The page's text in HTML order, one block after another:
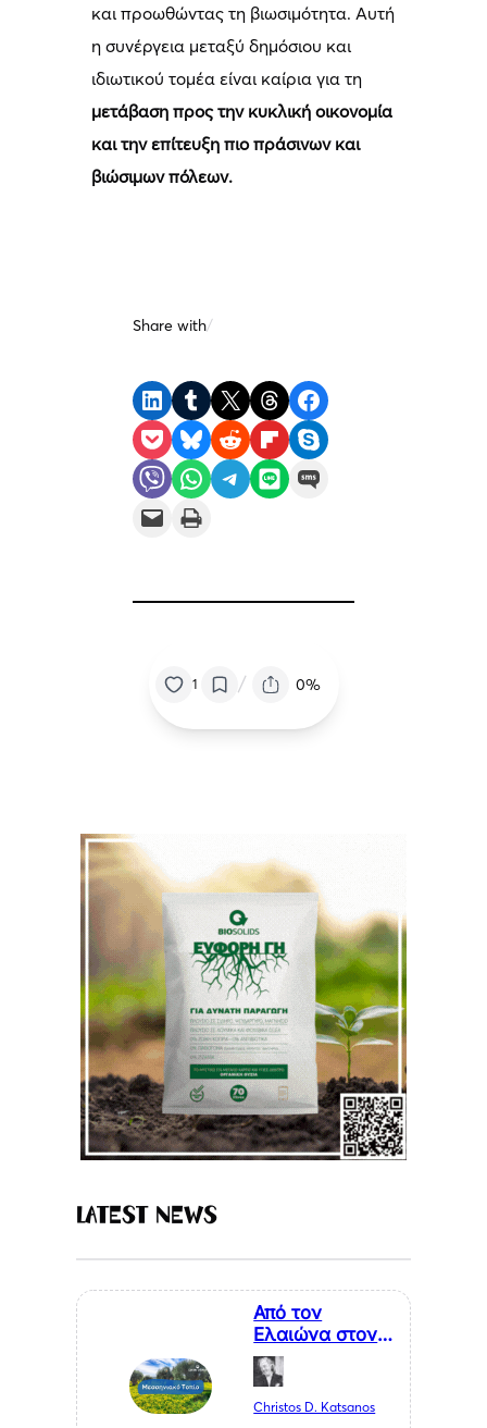
και προωθώντας τη βιωσιμότητα. Αυτή
η συνέργεια μεταξύ δημόσιου και
ιδιωτικού τομέα είναι καίρια για τη
μετάβαση προς την κυκλική οικονομία
και την επίτευξη πιο πράσινων και
βιώσιμων πόλεων.
Share with/
Share on LinkedIn Share on Tumblr Share on X Share on Threads
Share on Facebook
Share on Pocket
Share on Bluesky Share on Reddit Share on Flipboard
Share on Skype
Share on Viber
Share on WhatsApp Share on Telegram Share on LINE
Share on SMS
Email this Page
Print this Page
1 / 0%
Latest News
Από τον
Ελαιώνα στον
Επισκέπτη. Η
Κυκλική
Οικονομία ως
Κλειδί για το
Christos D. Katsanos